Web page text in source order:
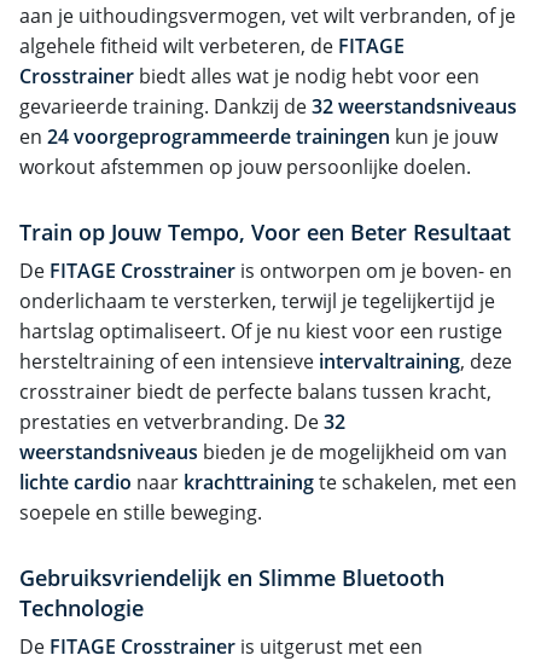
aan je uithoudingsvermogen, vet wilt verbranden, of je
algehele fitheid wilt verbeteren, de FITAGE
Crosstrainer biedt alles wat je nodig hebt voor een
gevarieerde training. Dankzij de32 weerstandsniveaus
en 24 voorgeprogrammeerde trainingen kun je jouw
workout afstemmen op jouw persoonlijke doelen.
Train op Jouw Tempo, Voor een Beter Resultaat
De FITAGE Crosstrainer is ontworpen om je boven- en
onderlichaam te versterken, terwijl je tegelijkertijd je
hartslag optimaliseert. Of je nu kiest voor een rustige
hersteltraining of een intensieve intervaltraining, deze
crosstrainer biedt de perfecte balans tussen kracht,
prestaties en vetverbranding. De32
weerstandsniveaus bieden je de mogelijkheid om van
lichte cardio naar krachttrainingte schakelen, met een
soepele en stille beweging.
Gebruiksvriendelijk en Slimme Bluetooth
Technologie
De FITAGE Crosstrainer is uitgerust met een